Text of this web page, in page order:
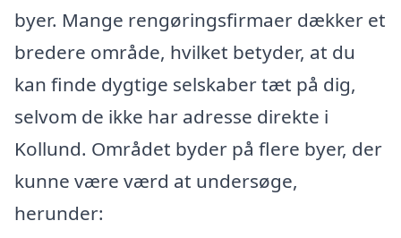
byer. Mange rengøringsfirmaer dækker et
bredere område, hvilket betyder, at du
kan finde dygtige selskaber tæt på dig,
selvom de ikke har adresse direkte i
Kollund. Området byder på flere byer, der
kunne være værd at undersøge,
herunder: